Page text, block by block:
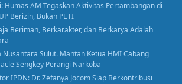
Humas AM Tegaskan Aktivitas Pertambangan di
Berizin, Bukan PETI
Beriman, Berkarakter, dan Berkarya Adalah
Nusantara Sulut. Mantan Ketua HMI Cabang
Sengkey Perangi Narkoba
IPDN: Dr. Zefanya Jocom Siap Berkontribusi